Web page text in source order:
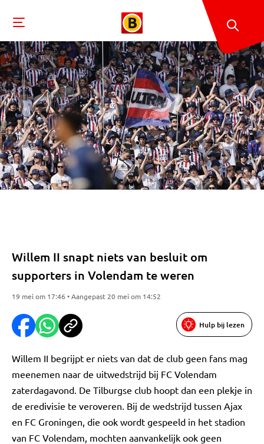
Willem II snapt niets van besluit om
supporters in Volendam te weren
19 mei om 17:46 • Aangepast 20 mei om 14:52
Hulp bij lezen
Willem II begrijpt er niets van dat de club geen fans mag
meenemen naar de uitwedstrijd bij FC Volendam
zaterdagavond. De Tilburgse club hoopt dan een plekje in
de eredivisie te veroveren. Bij de wedstrijd tussen Ajax
en FC Groningen, die ook wordt gespeeld in het stadion
van FC Volendam, mochten aanvankelijk ook geen